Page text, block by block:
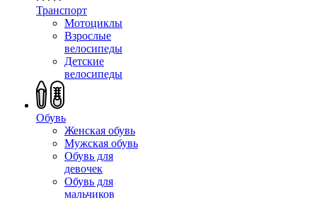
Транспорт
Мотоциклы
Взрослые
велосипеды
Детские
велосипеды
Обувь
Женская обувь
Мужская обувь
Обувь для
девочек
Обувь для
мальчиков